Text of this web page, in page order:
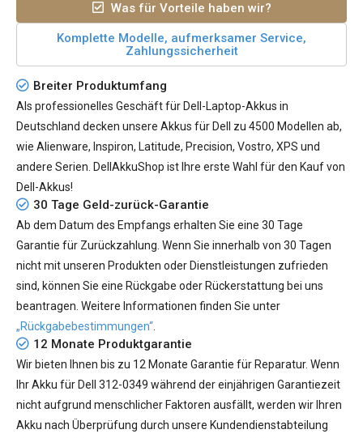
Was für Vorteile haben wir?
Komplette Modelle, aufmerksamer Service,
Zahlungssicherheit
Breiter Produktumfang
Als professionelles Geschäft für Dell-Laptop-Akkus in
Deutschland decken unsere Akkus für Dell zu 4500 Modellen ab,
wie Alienware, Inspiron, Latitude, Precision, Vostro, XPS und
andere Serien. DellAkkuShop ist Ihre erste Wahl für den Kauf von
Dell-Akkus!
30 Tage Geld-zurück-Garantie
Ab dem Datum des Empfangs erhalten Sie eine 30 Tage
Garantie für Zurückzahlung. Wenn Sie innerhalb von 30 Tagen
nicht mit unseren Produkten oder Dienstleistungen zufrieden
sind, können Sie eine Rückgabe oder Rückerstattung bei uns
beantragen. Weitere Informationen finden Sie unter
„Rückgabebestimmungen“
12 Monate Produktgarantie
Wir bieten Ihnen bis zu 12 Monate Garantie für Reparatur. Wenn
IhrAkku für Dell 312-0349 während der einjährigen Garantiezeit
nicht aufgrund menschlicher Faktoren ausfällt, werden wir Ihren
Akku nach Überprüfung durch unsere Kundendienstabteilung